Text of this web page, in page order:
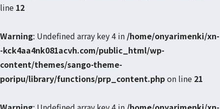
line 12
Warning: Undefined array key 4 in /home/onyarimenki/xn-
-kck4aa4nk081acvh.com/public_html/wp-
content/themes/sango-theme-
poripu/library/functions/prp_content.phpon line 21